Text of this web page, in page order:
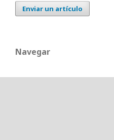
Enviar un artículo
Navegar